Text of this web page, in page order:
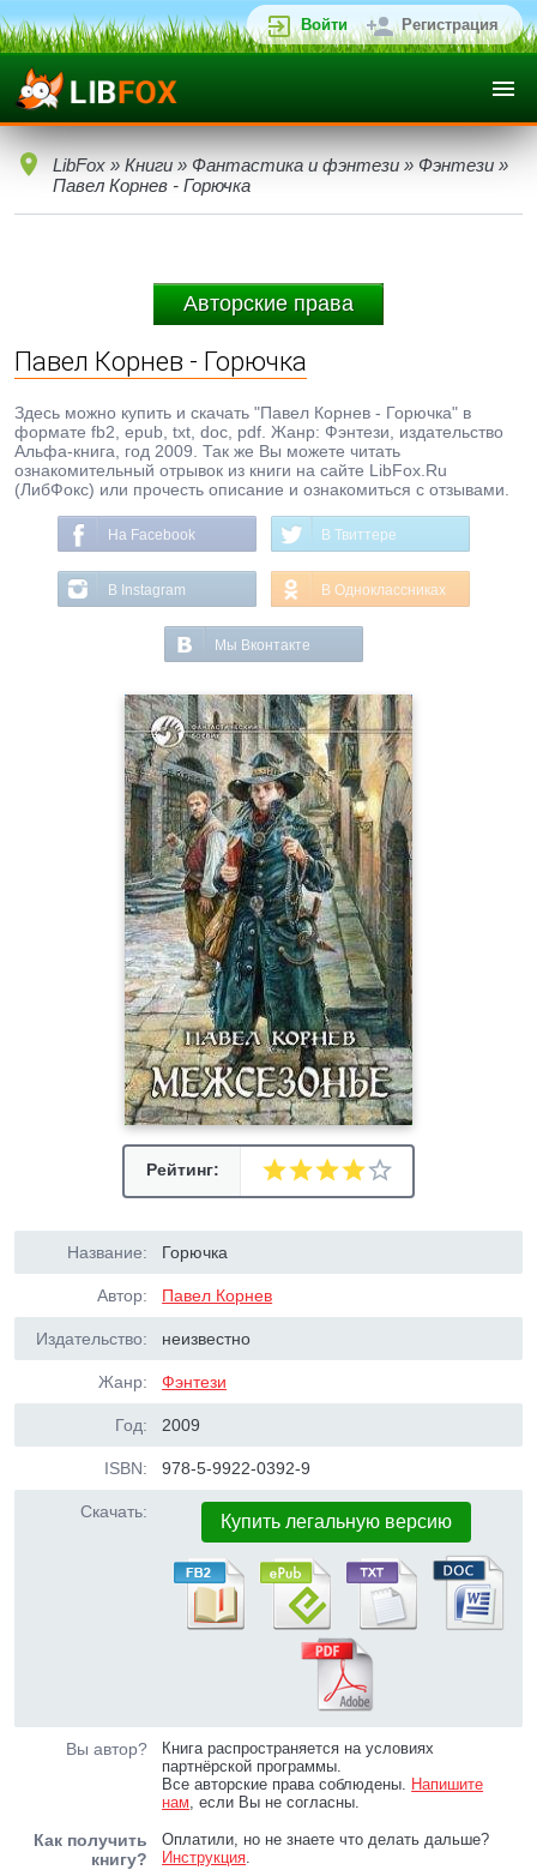
Войти Регистрация
LibFox » Книги » Фантастика и фэнтези » Фэнтези »
Павел Корнев - Горючка
Авторские права
Павел Корнев - Горючка
Здесь можно купить и скачать "Павел Корнев - Горючка" в
формате fb2, epub, txt, doc, pdf. Жанр: Фэнтези, издательство
Альфа-книга, год 2009. Так же Вы можете читать
ознакомительный отрывок из книги на сайте LibFox.Ru
(ЛибФокс) или прочесть описание и ознакомиться с отзывами.
На Facebook В Твиттере
В Instagram В Одноклассниках
Мы Вконтакте
Рейтинг:
Название: Горючка
Автор: Павел Корнев
Издательство: неизвестно
Жанр: Фэнтези
Год: 2009
ISBN: 978-5-9922-0392-9
Скачать: Купить легальную версию
Вы автор?
Книга распространяется на условиях
партнёрской программы.
Все авторские права соблюдены. Напишите
нам, если Вы не согласны.
Как получить
книгу?
Оплатили, но не знаете что делать дальше?
Инструкция.